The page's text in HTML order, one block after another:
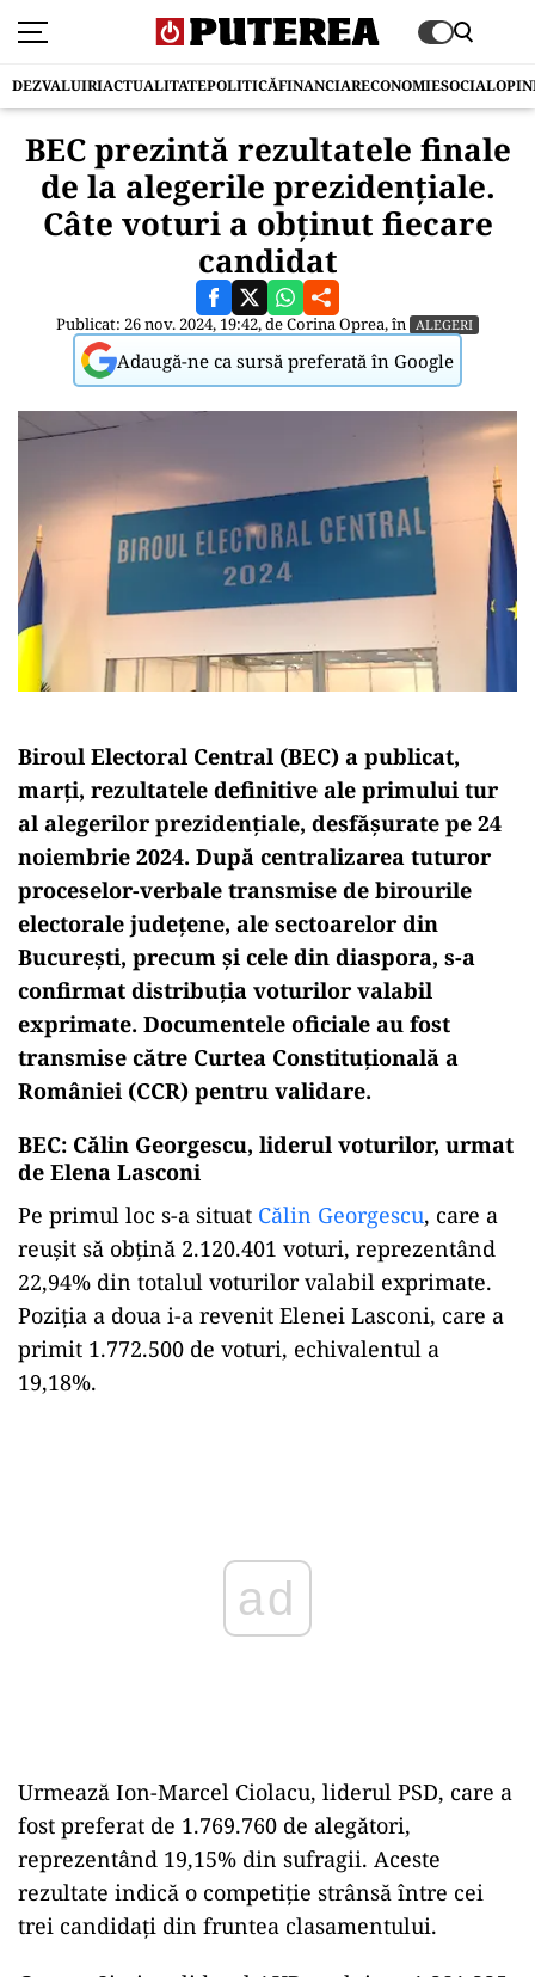
DEZVALUIRIACTUALITATEPOLITICĂFINANCIARECONOMIESOCIAL
BEC prezintă rezultatele finale
de la alegerile prezidențiale.
Câte voturi a obținut fiecare
candidat
Publicat: 26 nov. 2024, 19:42, deCorina Oprea, în ALEGERI
Adaugă-ne ca sursă preferată în Google
Biroul Electoral Central (BEC) a publicat,
marți, rezultatele definitive ale primului tur
al alegerilor prezidențiale, desfășurate pe 24
noiembrie 2024. După centralizarea tuturor
proceselor-verbale transmise de birourile
electorale județene, ale sectoarelor din
București, precum și cele din diaspora, s-a
confirmat distribuția voturilor valabil
exprimate. Documentele oficiale au fost
transmise către Curtea Constituțională a
României (CCR) pentru validare.
BEC: Călin Georgescu, liderul voturilor, urmat
de Elena Lasconi
Pe primul loc s-a situat Călin Georgescu, care a
reușit să obțină 2.120.401 voturi, reprezentând
22,94% din totalul voturilor valabil exprimate.
Poziția a doua i-a revenit Elenei Lasconi, care a
primit 1.772.500 de voturi, echivalentul a
19,18%.
Urmează Ion-Marcel Ciolacu, liderul PSD, care a
fost preferat de 1.769.760 de alegători,
reprezentând 19,15% din sufragii. Aceste
rezultate indică o competiție strânsă între cei
trei candidați din fruntea clasamentului.